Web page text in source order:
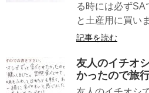
る時には必ずSA
と土産用に買い
記事を読む
友人のイチオ
かったので旅